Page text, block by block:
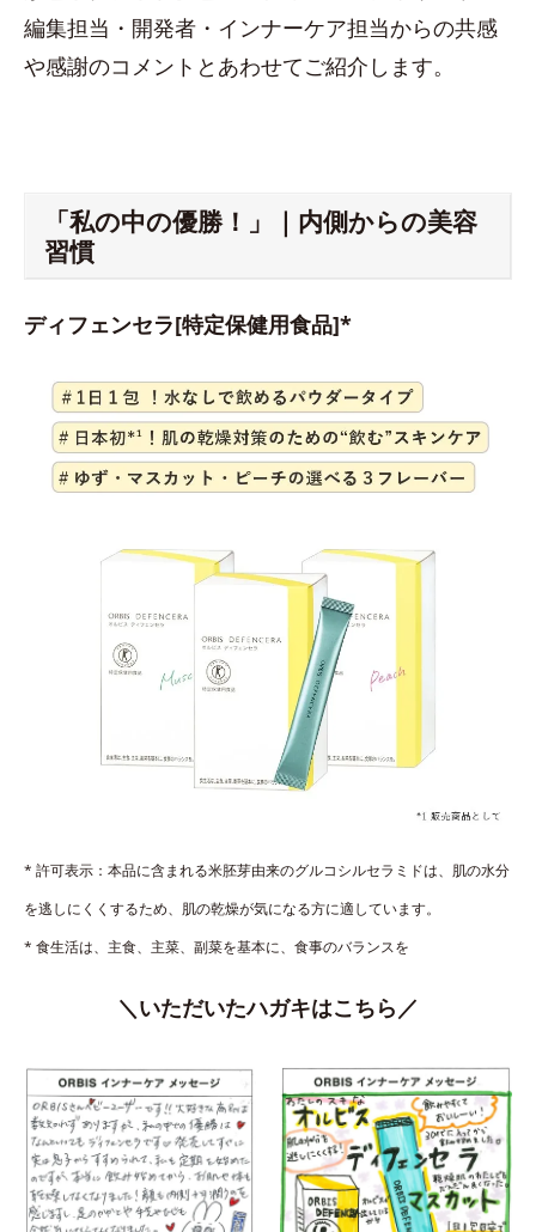
編集担当・開発者・インナーケア担当からの共感
や感謝のコメントとあわせてご紹介します。
「私の中の優勝！」｜内側からの美容
習慣
ディフェンセラ[特定保健用食品]*
* 許可表示：本品に含まれる米胚芽由来のグルコシルセラミドは、肌の水分
を逃しにくくするため、肌の乾燥が気になる方に適しています。
* 食生活は、主食、主菜、副菜を基本に、食事のバランスを
＼いただいたハガキはこちら／